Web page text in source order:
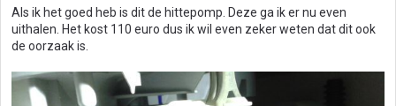
Als ik het goed heb is dit de hittepomp. Deze ga ik er nu even
uithalen. Het kost 110 euro dus ik wil even zeker weten dat dit ook
de oorzaak is.